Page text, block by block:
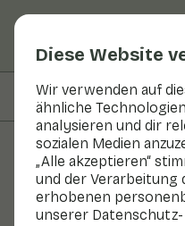
Diese Website
Wir verwenden auf
ähnliche
analysieren und dir
sozialen Medien
„Alle akzeptieren“
und der Verarbeitung
erhobenen
unserer
Auf dieser Seite
Rezepte
Sandwich